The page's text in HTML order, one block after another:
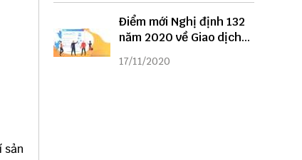
sản
Điểm mới Nghị định 132
năm 2020 về Giao dịch
liên kết
17/11/2020